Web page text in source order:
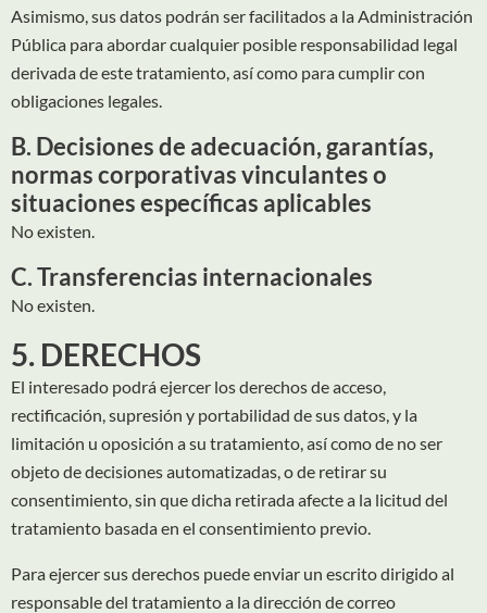
Asimismo, sus datos podrán ser facilitados a la Administración
Pública para abordar cualquier posible responsabilidad legal
derivada de este tratamiento, así como para cumplir con
obligaciones legales.
B. Decisiones de adecuación, garantías,
normas corporativas vinculantes o
situaciones específicas aplicables
No existen.
C. Transferencias internacionales
No existen.
5. DERECHOS
El interesado podrá ejercer los derechos de acceso,
rectificación, supresión y portabilidad de sus datos, y la
limitación u oposición a su tratamiento, así como de no ser
objeto de decisiones automatizadas, o de retirar su
consentimiento, sin que dicha retirada afecte a la licitud del
tratamiento basada en el consentimiento previo.
Para ejercer sus derechos puede enviar un escrito dirigido al
responsable del tratamiento a la dirección de correo